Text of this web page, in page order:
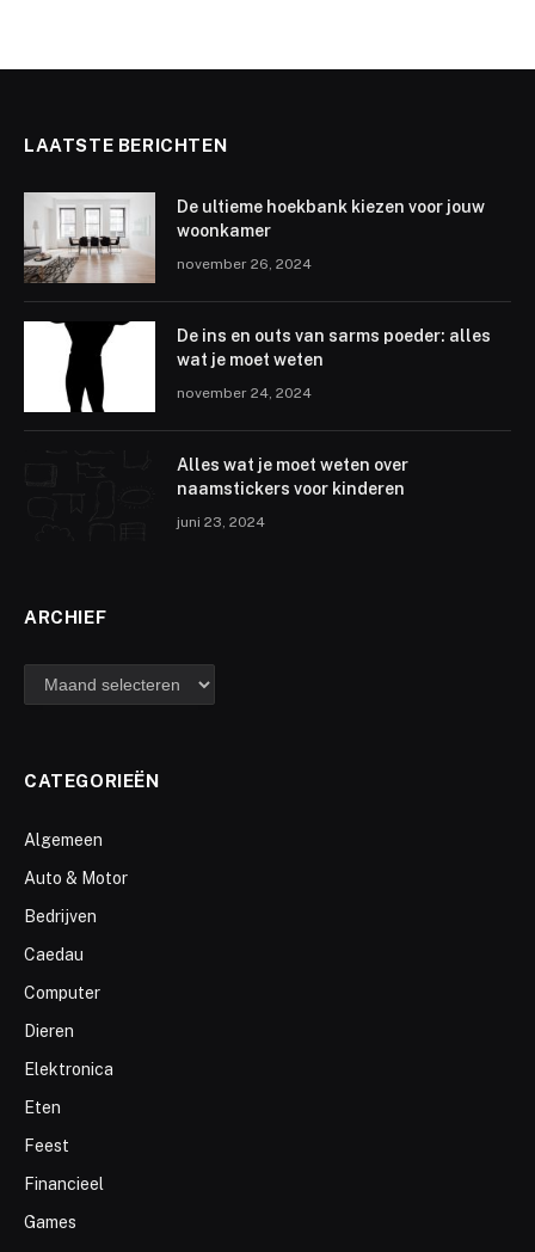
LAATSTE BERICHTEN
De ultieme hoekbank kiezen voor jouw
woonkamer
november 26, 2024
De ins en outs van sarms poeder: alles
wat je moet weten
november 24, 2024
Alles wat je moet weten over
naamstickers voor kinderen
juni 23, 2024
ARCHIEF
archief
CATEGORIEËN
Algemeen
Auto & Motor
Bedrijven
Caedau
Computer
Dieren
Elektronica
Eten
Feest
Financieel
Games